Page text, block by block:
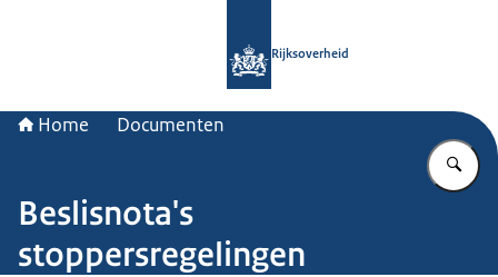
Rijksoverheid
Home Documenten
Beslisnota's
stoppersregelingen